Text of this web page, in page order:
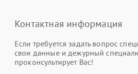
Контактная информация
Если требуется задать вопрос
свои данные и дежурный
проконсультирует Вас!